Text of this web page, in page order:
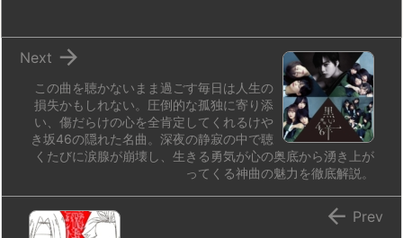
この曲を聴かないまま過ごす毎日は人生の
損失かもしれない。圧倒的な孤独に寄り添
い、傷だらけの心を全肯定してくれるけや
き坂46の隠れた名曲。深夜の静寂の中で聴
くたびに涙腺が崩壊し、生きる勇気が心の奥底から湧き上が
ってくる神曲の魅力を徹底解説。

Next
 Prev